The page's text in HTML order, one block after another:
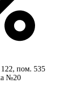
пом. 535
№20